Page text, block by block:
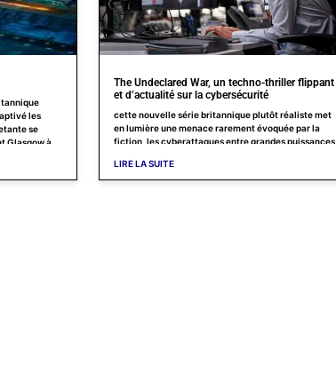
les
se
Glasgow à
d’un
compte.
The Undeclared War, un techno-thriller flippant
et d’actualité sur la cybersécurité
cette nouvelle série britannique plutôt réaliste met
en lumière une menace rarement évoquée par la
fiction, les cyberattaques entre grandes puissances
LIRE LA SUITE